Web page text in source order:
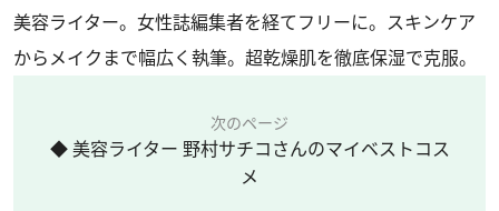
美容ライター。女性誌編集者を経てフリーに。スキンケア
からメイクまで幅広く執筆。超乾燥肌を徹底保湿で克服。
次のページ
◆ 美容ライター 野村サチコさんのマイベストコス
メ